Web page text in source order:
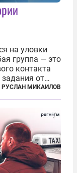
на уловки
группа — это
контакта
от
до
в
РУСЛАН МИКАИЛОВ